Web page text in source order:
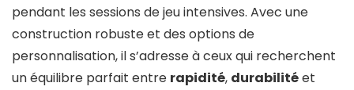
pendant les sessions de jeu intensives. Avec une
construction robuste et des options de
personnalisation, il s’adresse à ceux qui recherchent
un équilibre parfait entre rapidité, durabilitéet